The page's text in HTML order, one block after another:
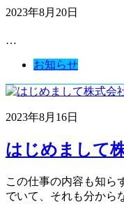
2023年8月20日
…
お知らせ
2023年8月16日
はじめまして
この仕事の内容も知ら
でいて、それも分から